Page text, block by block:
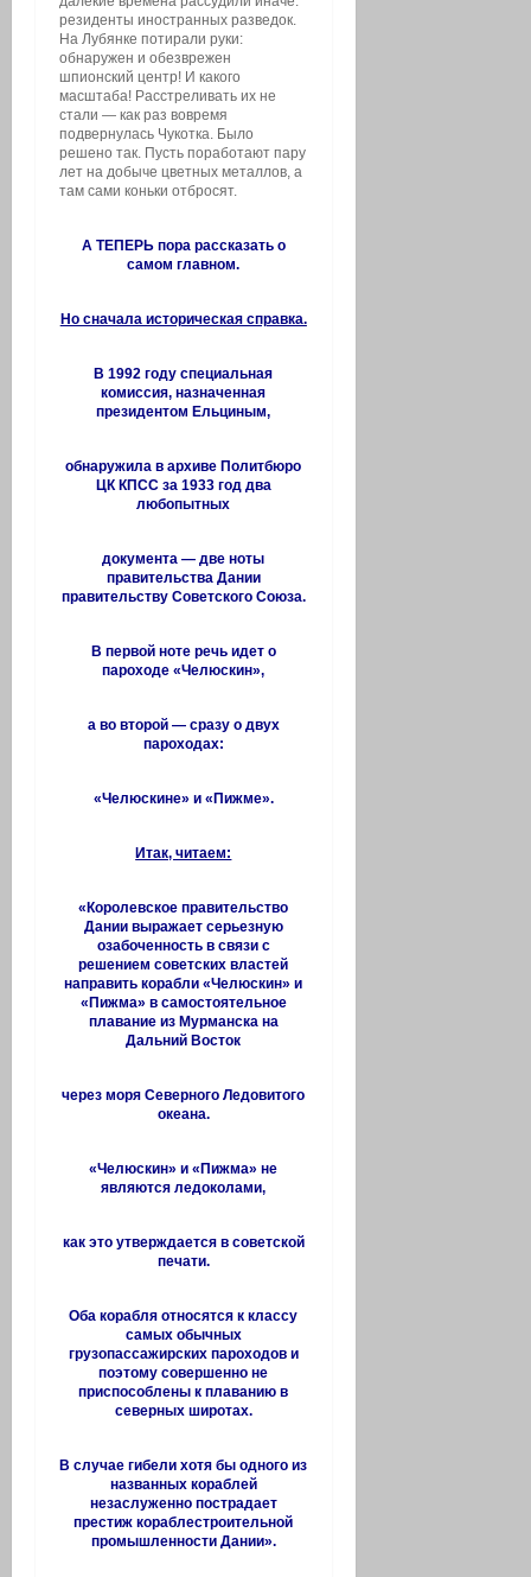
резиденты иностранных разведок.
На Лубянке потирали руки:
обнаружен и обезврежен
шпионский центр! И какого
масштаба! Расстреливать их не
стали — как раз вовремя
подвернулась Чукотка. Было
решено так. Пусть поработают пару
лет на добыче цветных металлов, а
там сами коньки отбросят.
А ТЕПЕРЬ пора рассказать о
самом главном.
Но сначала историческая справка.
В 1992 году специальная
комиссия, назначенная
президентом Ельциным,
обнаружила в архиве Политбюро
ЦК КПСС за 1933 год два
любопытных
документа — две ноты
правительства Дании
правительству Советского Союза.
В первой ноте речь идет о
пароходе «Челюскин»,
а во второй — сразу о двух
пароходах:
«Челюскине» и «Пижме».
Итак, читаем:
«Королевское правительство
Дании выражает серьезную
озабоченность в связи с
решением советских властей
направить корабли «Челюскин» и
«Пижма» в самостоятельное
плавание из Мурманска на
Дальний Восток
через моря Северного Ледовитого
океана.
«Челюскин» и «Пижма» не
являются ледоколами,
как это утверждается в советской
печати.
Оба корабля относятся к классу
самых обычных
грузопассажирских пароходов и
поэтому совершенно не
приспособлены к плаванию в
северных широтах.
В случае гибели хотя бы одного из
названных кораблей
незаслуженно пострадает
престиж кораблестроительной
промышленности Дании».